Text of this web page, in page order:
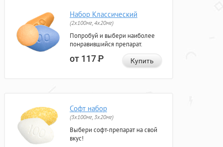
Набор Классический
(2x100мг, 4x20мг)
Попробуй и выбери наиболее
понравившийся препарат.
от 117Р Купить
Софт набор
(3x100мг, 3x20мг)
Выбери софт-препарат на свой
вкус!